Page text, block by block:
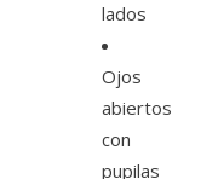
lados
Ojos
abiertos
con
pupilas